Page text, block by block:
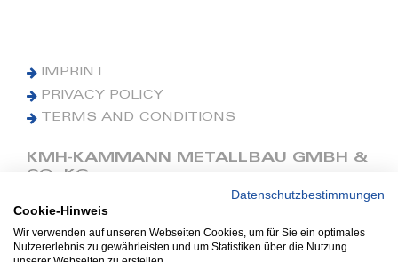
IMPRINT
PRIVACY POLICY
TERMS AND CONDITIONS
KMH-KAMMANN METALLBAU GMBH &
CO. KG
Phone: +49 (0) 42 41 9390 0
Fax: +49 (0) 42 41 9390 90
E-Mail: office@kmh.net
Datenschutzbestimmungen
Cookie-Hinweis
Wir verwenden auf unseren Webseiten Cookies, um für Sie ein optimales
Nutzererlebnis zu gewährleisten und um Statistiken über die Nutzung